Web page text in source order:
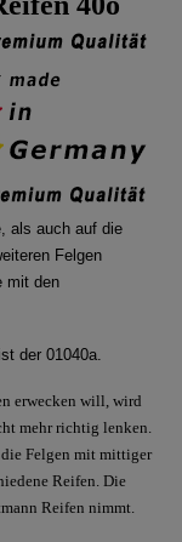
als auch auf die
Felgen
mit den
der 01040a.
erwecken will, wird
mehr richtig lenken.
die Felgen mit mittiger
Reifen. Die
Reifen nimmt.